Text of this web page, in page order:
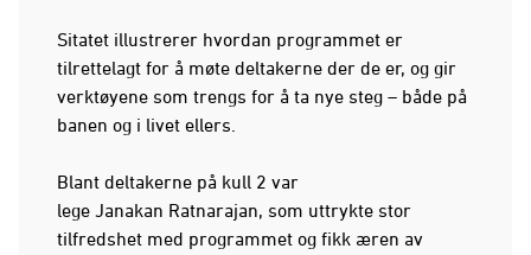
Sitatet illustrerer hvordan programmet er
tilrettelagt for å møte deltakerne der de er, og gir
verktøyene som trengs for å ta nye steg – både på
banen og i livet ellers.
Blant deltakerne på kull 2 var
lege Janakan Ratnarajan, som uttrykte stor
tilfredshet med programmet og fikk æren av